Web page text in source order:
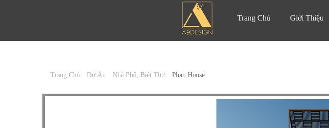
Trang Chủ Giới Thiệu
Trang Chủ Dự Án Nhà Phố, Biệt Thự Phan House